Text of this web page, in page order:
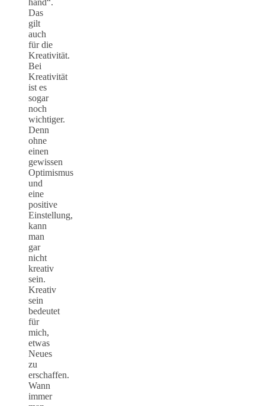
Das
gilt
auch
für die
Kreativität.
Bei
Kreativität
ist es
sogar
noch
wichtiger.
Denn
ohne
einen
gewissen
Optimismus
und
eine
positive
Einstellung,
kann
man
gar
nicht
kreativ
sein.
Kreativ
sein
bedeutet
für
mich,
etwas
Neues
zu
erschaffen.
Wann
immer